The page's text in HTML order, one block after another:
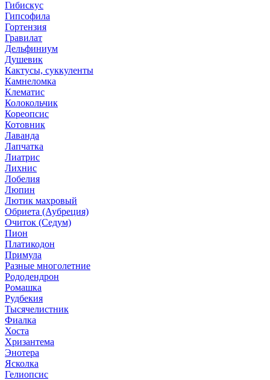
Гибискус
Гипсофила
Гортензия
Гравилат
Дельфиниум
Душевик
Кактусы, суккуленты
Камнеломка
Клематис
Колокольчик
Кореопсис
Котовник
Лаванда
Лапчатка
Лиатрис
Лихнис
Лобелия
Люпин
Лютик махровый
Обриета (Аубреция)
Очиток (Седум)
Пион
Платикодон
Примула
Разные многолетние
Рододендрон
Ромашка
Рудбекия
Тысячелистник
Фиалка
Хоста
Хризантема
Энотера
Ясколка
Гелиопсис